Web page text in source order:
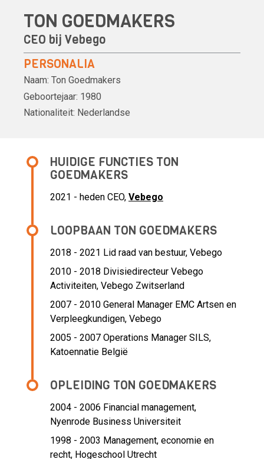
TON GOEDMAKERS
CEO bij Vebego
PERSONALIA
Naam: Ton Goedmakers
Geboortejaar: 1980
Nationaliteit: Nederlandse
HUIDIGE FUNCTIES TON
GOEDMAKERS
2021 - heden CEO, Vebego
LOOPBAAN TON GOEDMAKERS
2018 - 2021 Lid raad van bestuur, Vebego
2010 - 2018 Divisiedirecteur Vebego
Activiteiten, Vebego Zwitserland
2007 - 2010 General Manager EMC Artsen en
Verpleegkundigen, Vebego
2005 - 2007 Operations Manager SILS,
Katoennatie België
OPLEIDING TON GOEDMAKERS
2004 - 2006 Financial management,
Nyenrode Business Universiteit
1998 - 2003 Management, economie en
recht, Hogeschool Utrecht